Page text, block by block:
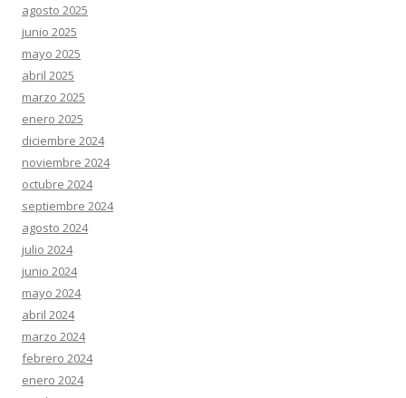
agosto 2025
junio 2025
mayo 2025
abril 2025
marzo 2025
enero 2025
diciembre 2024
noviembre 2024
octubre 2024
septiembre 2024
agosto 2024
julio 2024
junio 2024
mayo 2024
abril 2024
marzo 2024
febrero 2024
enero 2024